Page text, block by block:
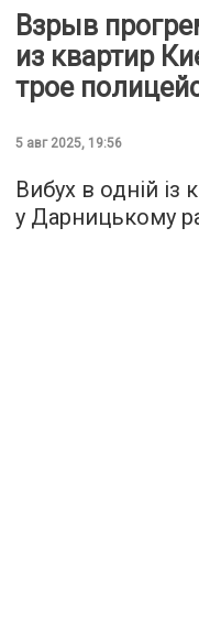
Взрыв
из квартир
трое
5 авг 2025, 19:56
Вибух в одній із
у Дарницькому